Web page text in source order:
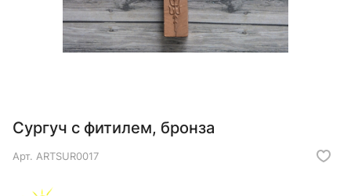
Сургуч с фитилем, бронза
Арт. ARTSUR0017